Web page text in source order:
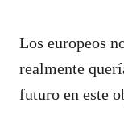
Los europeos
realmente
futuro en este